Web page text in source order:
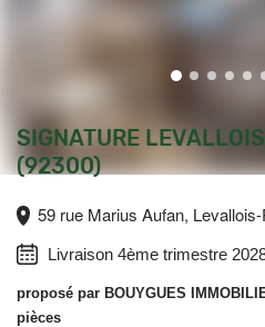
SIGNATURE
(92300)
59 rue Marius Aufan,
Livraison 4ème trimestre
proposé par BOUYGUES
pièces